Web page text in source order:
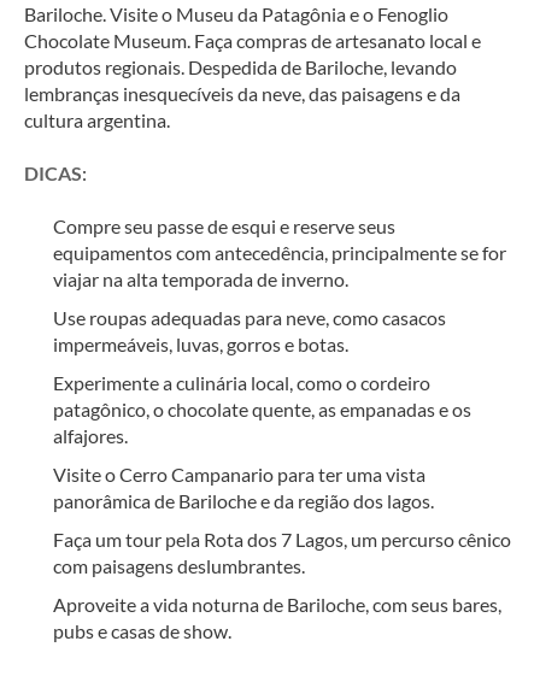
Bariloche. Visite o Museu da Patagônia e o Fenoglio
Chocolate Museum. Faça compras de artesanato local e
produtos regionais. Despedida de Bariloche, levando
lembranças inesquecíveis da neve, das paisagens e da
cultura argentina.
DICAS:
Compre seu passe de esqui e reserve seus
equipamentos com antecedência, principalmente se for
viajar na alta temporada de inverno.
Use roupas adequadas para neve, como casacos
impermeáveis, luvas, gorros e botas.
Experimente a culinária local, como o cordeiro
patagônico, o chocolate quente, as empanadas e os
alfajores.
Visite o Cerro Campanario para ter uma vista
panorâmica de Bariloche e da região dos lagos.
Faça um tour pela Rota dos 7 Lagos, um percurso cênico
com paisagens deslumbrantes.
Aproveite a vida noturna de Bariloche, com seus bares,
pubs e casas de show.